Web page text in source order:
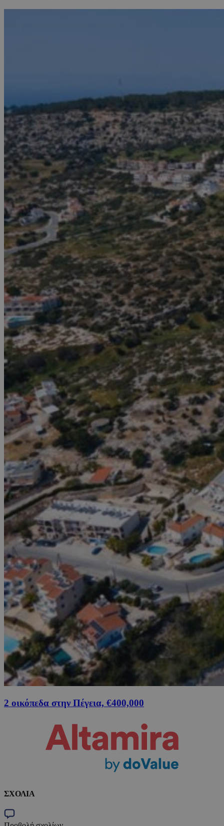
2 οικόπεδα στην Πέγεια, €400,000
ΣΧΟΛΙΑ